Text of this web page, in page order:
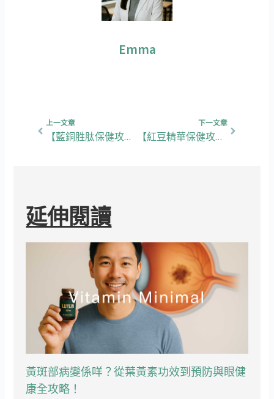
Emma
上一文章
【藍銅胜肽保健攻略】5大養髮生髮功效、挑選重點，教你打造健康髮根！
下一文章
【紅豆精華保健攻略】5大功效、挑選重點，教你正確去水腫養生！
延伸閱讀
黃斑部病變係咩？從葉黃素功效到預防與眼健
康全攻略！